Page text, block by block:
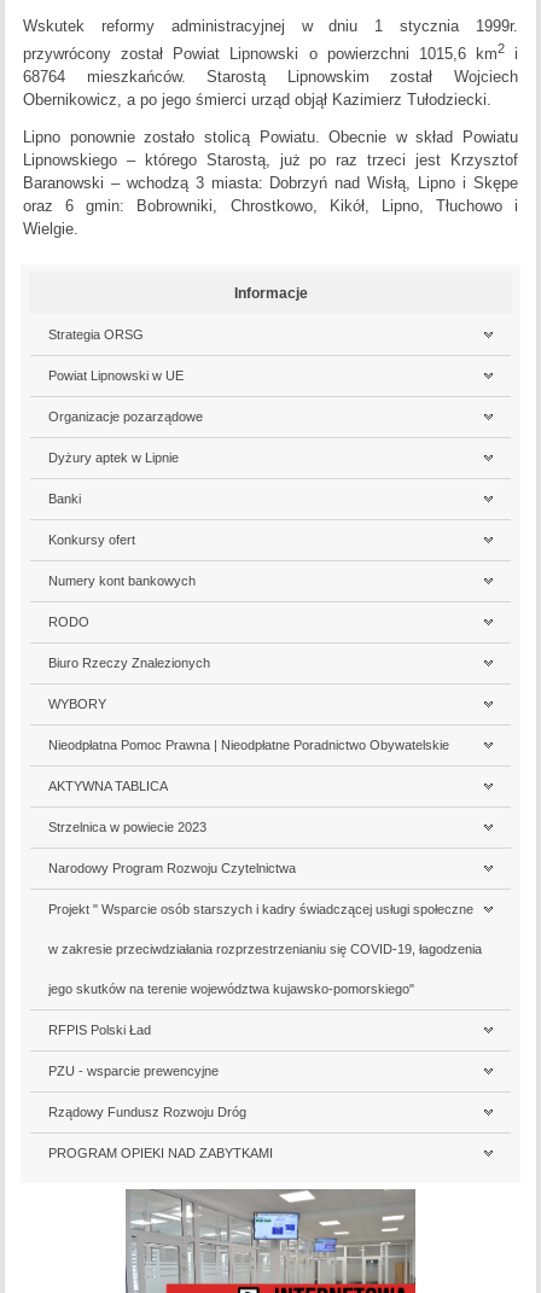
Wskutek reformy administracyjnej w dniu 1 stycznia 1999r.
przywrócony został Powiat Lipnowski o powierzchni 1015,6 km2i
68764 mieszkańców. Starostą Lipnowskim został Wojciech
Obernikowicz, a po jego śmierci urząd objął Kazimierz Tułodziecki.
Lipno ponownie zostało stolicą Powiatu. Obecnie w skład Powiatu
Lipnowskiego – którego Starostą, już po raz trzeci jest Krzysztof
Baranowski – wchodzą 3 miasta: Dobrzyń nad Wisłą, Lipno i Skępe
oraz 6 gmin: Bobrowniki, Chrostkowo, Kikół, Lipno, Tłuchowo i
Wielgie.
Informacje
Strategia ORSG
Powiat Lipnowski w UE
Organizacje pozarządowe
Dyżury aptek w Lipnie
Banki
Konkursy ofert
Numery kont bankowych
RODO
Biuro Rzeczy Znalezionych
WYBORY
Nieodpłatna Pomoc Prawna | Nieodpłatne Poradnictwo Obywatelskie
AKTYWNA TABLICA
Strzelnica w powiecie 2023
Narodowy Program Rozwoju Czytelnictwa
Projekt " Wsparcie osób starszych i kadry świadczącej usługi społeczne
w zakresie przeciwdziałania rozprzestrzenianiu się COVID-19, łagodzenia
jego skutków na terenie województwa kujawsko-pomorskiego"
RFPIS Polski Ład
PZU - wsparcie prewencyjne
Rządowy Fundusz Rozwoju Dróg
PROGRAM OPIEKI NAD ZABYTKAMI